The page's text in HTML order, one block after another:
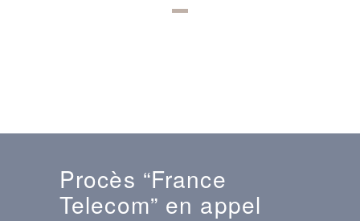
Procès “France
Telecom” en appel